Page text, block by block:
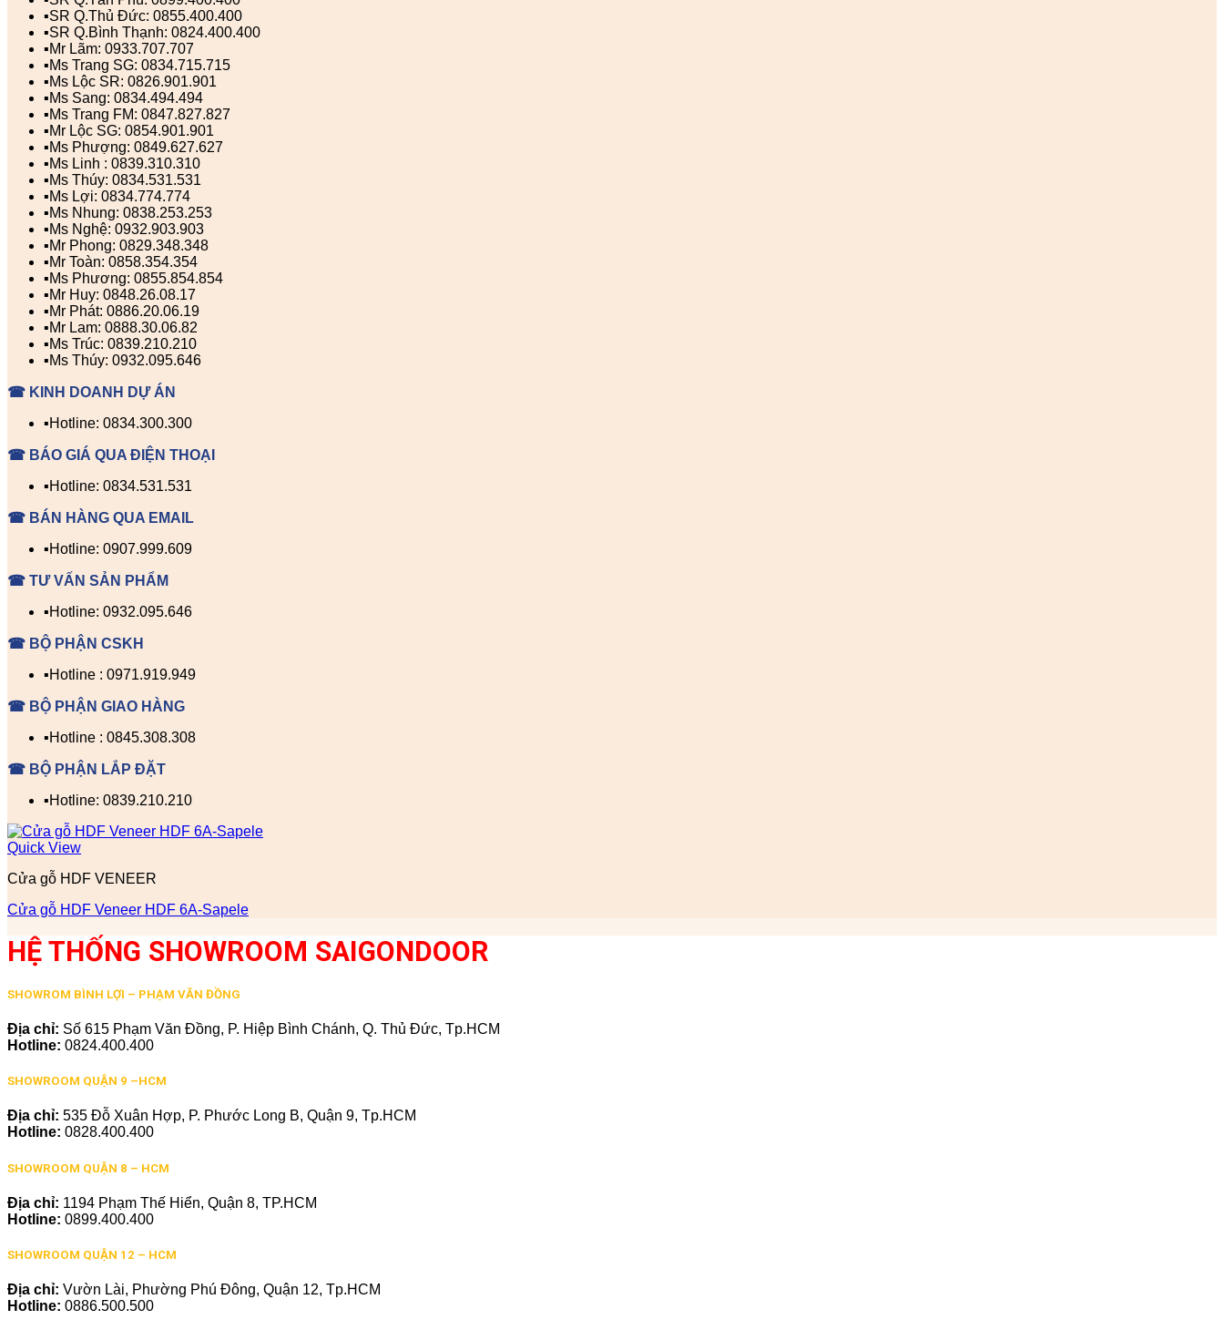
▪️SR Q.Thủ Đức: 0855.400.400
▪️SR Q.Bình Thạnh: 0824.400.400
▪️Mr Lãm: 0933.707.707
▪️Ms Trang SG: 0834.715.715
▪️Ms Lộc SR: 0826.901.901
▪️Ms Sang: 0834.494.494
▪️Ms Trang FM: 0847.827.827
▪️Mr Lộc SG: 0854.901.901
▪️Ms Phượng: 0849.627.627
▪️Ms Linh : 0839.310.310
▪️Ms Thúy: 0834.531.531
▪️Ms Lợi: 0834.774.774
▪️Ms Nhung: 0838.253.253
▪️Ms Nghệ: 0932.903.903
▪️Mr Phong: 0829.348.348
▪️Mr Toàn: 0858.354.354
▪️Ms Phương: 0855.854.854
▪️Mr Huy: 0848.26.08.17
▪️Mr Phát: 0886.20.06.19
▪️Mr Lam: 0888.30.06.82
▪️Ms Trúc: 0839.210.210
▪️Ms Thúy: 0932.095.646
☎ KINH DOANH DỰ ÁN
▪️Hotline: 0834.300.300
☎ BÁO GIÁ QUA ĐIỆN THOẠI
▪️Hotline: 0834.531.531
☎ BÁN HÀNG QUA EMAIL
▪️Hotline: 0907.999.609
☎ TƯ VẤN SẢN PHẨM
▪️Hotline: 0932.095.646
☎ BỘ PHẬN CSKH
▪️Hotline : 0971.919.949
☎ BỘ PHẬN GIAO HÀNG
▪️Hotline : 0845.308.308
☎ BỘ PHẬN LẮP ĐẶT
▪️Hotline: 0839.210.210
Quick View
Cửa gỗ HDF VENEER
Cửa gỗ HDF Veneer HDF 6A-Sapele
HỆ THỐNG SHOWROOM SAIGONDOOR
SHOWROM BÌNH LỢI – PHẠM VĂN ĐỒNG
Địa chỉ: Số 615 Phạm Văn Đồng, P. Hiệp Bình Chánh, Q. Thủ Đức, Tp.HCM
Hotline: 0824.400.400
SHOWROOM QUẬN 9 –HCM
Địa chỉ: 535 Đỗ Xuân Hợp, P. Phước Long B, Quận 9, Tp.HCM
Hotline: 0828.400.400
SHOWROOM QUẬN 8 – HCM
Địa chỉ: 1194 Phạm Thế Hiển, Quận 8, TP.HCM
Hotline: 0899.400.400
SHOWROOM QUẬN 12 – HCM
Địa chỉ: Vườn Lài, Phường Phú Đông, Quận 12, Tp.HCM
Hotline: 0886.500.500